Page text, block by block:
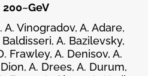
200~GeV
A. Vinogradov, A. Adare,
A. Bazilevsky,
Frawley, A. Denisov, A.
A. Drees, A. Durum,